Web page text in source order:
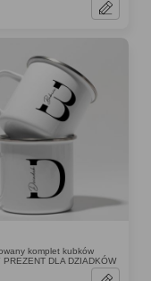
komplet kubków
PREZENT DLA DZIADKÓW